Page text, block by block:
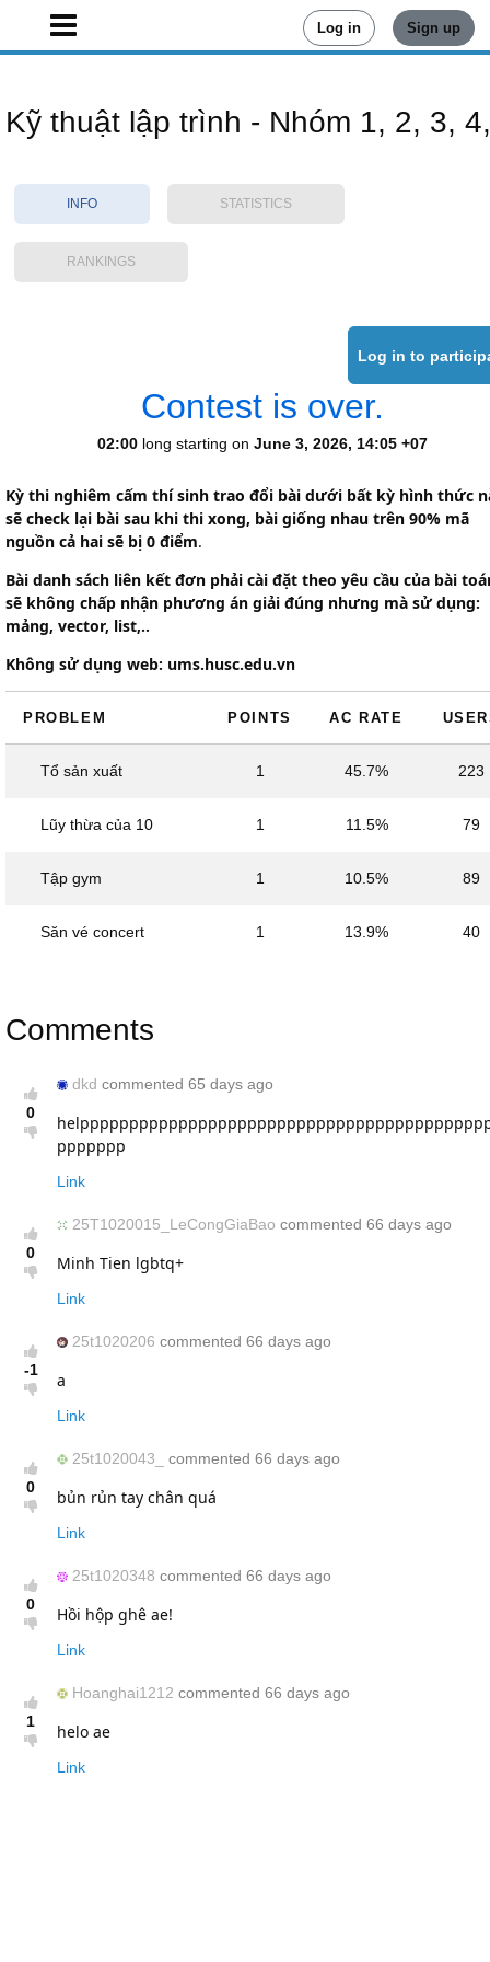
Log in Sign up
Kỹ thuật lập trình - Nhóm 1, 2, 3,
INFO STATISTICS
RANKINGS
Contest is over.
02:00 long starting on June 3, 2026, 14:05 +07
Kỳ thi nghiêm cấm thí sinh trao đổi bài dưới bất kỳ hình thức
sẽ check lại bài sau khi thi xong, bài giống nhau trên 90% mã
nguồn cả hai sẽ bị 0 điểm.
Bài danh sách liên kết đơn phải cài đặt theo yêu cầu của bài
sẽ không chấp nhận phương án giải đúng nhưng mà sử dụng:
mảng, vector, list,..
Không sử dụng web: ums.husc.edu.vn
PROBLEM POINTS AC RATE
Tổ sản xuất 1 45.7% 223
Lũy thừa của 10 1 11.5% 79
Tập gym 1 10.5% 89
Săn vé concert 1 13.9% 40
Comments
0
dkd commented 65 days ago
ppppppp
Link
0
25T1020015_LeCongGiaBao commented 66 days ago
Minh Tien lgbtq+
Link
-1
25t1020206 commented 66 days ago
a
Link
0
25t1020043_ commented 66 days ago
bủn rủn tay chân quá
Link
0
25t1020348 commented 66 days ago
Hồi hộp ghê ae!
Link
1
Hoanghai1212 commented 66 days ago
helo ae
Link